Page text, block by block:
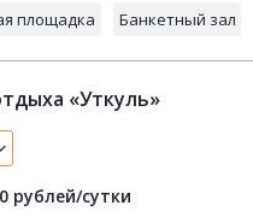
площадка Банкетный зал
«Уткуль»
рублей/сутки